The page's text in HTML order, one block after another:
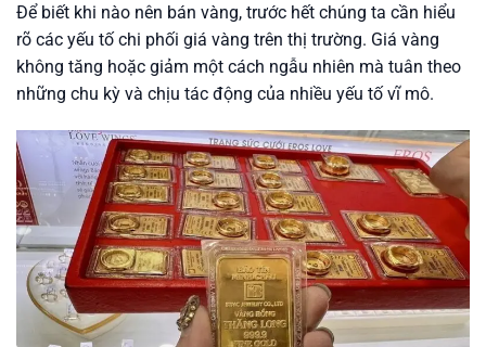
Để biết khi nào nên bán vàng, trước hết chúng ta cần hiểu
rõ các yếu tố chi phối giá vàng trên thị trường. Giá vàng
không tăng hoặc giảm một cách ngẫu nhiên mà tuân theo
những chu kỳ và chịu tác động của nhiều yếu tố vĩ mô.